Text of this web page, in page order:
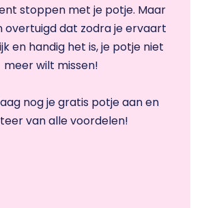
stoppen met je potje. Maar
overtuigd dat zodra je ervaart
en handig het is, je potje niet
meer wilt missen!
nog je gratis potje aan en
van alle voordelen!